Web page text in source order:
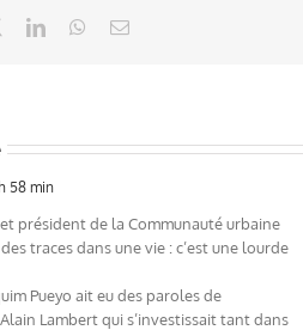
LinkedInWhatsApp
Email
58 min
président de la Communauté urbaine
traces dans une vie : c’est une lourde
Pueyo ait eu des paroles de
Lambert qui s’investissait tant dans